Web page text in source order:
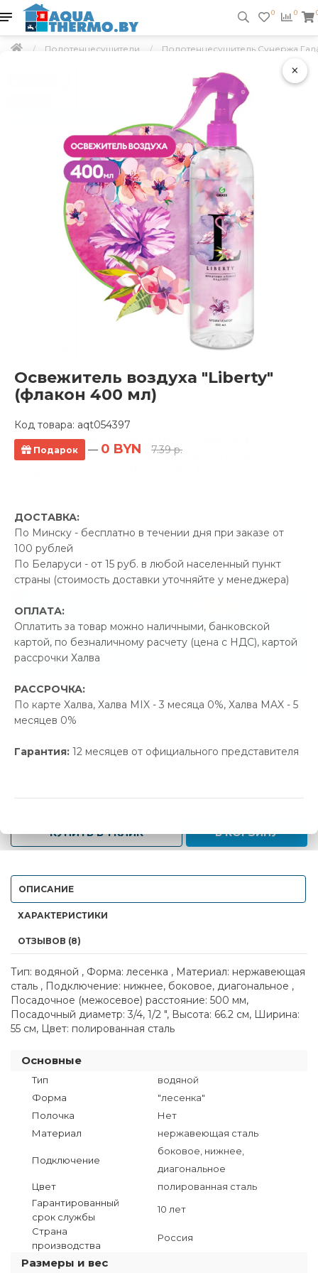
×
Освежитель воздуха "Liberty"
(флакон 400 мл)
Код товара: aqt054397
Подарок — 0 BYN 7.39 р.
ДОСТАВКА:
По Минску - бесплатно в течении дня при заказе от
100 рублей
По Беларуси - от 15 руб. в любой населенный пункт
страны (стоимость доставки уточняйте у менеджера)
ОПЛАТА:
Оплатить за товар можно наличными, банковской
картой, по безналичному расчету (цена с НДС), картой
рассрочки Халва
РАССРОЧКА:
По карте Халва, Халва MIX - 3 месяца 0%, Халва MAX - 5
месяцев 0%
Гарантия: 12 месяцев от официального представителя
0 0
Полотенцесушители Полотенцесушитель Сунержа
Полотенцесушитель Сунержа
Галант+ 500x600 универсальное
Производитель:Сунержа
Код Товара: aqt053635
Экономия54.00 р.
Позвонить и назвать промокод
В наличии
1 024.00 р. 1 078.00 р. 54.00 р.
КУПИТЬ В 1 КЛИК В КОРЗИНУ
ОПИСАНИЕ
ХАРАКТЕРИСТИКИ
ОТЗЫВОВ (8)
Тип: водяной , Форма: лесенка , Материал: нержавеющая
сталь , Подключение: нижнее, боковое, диагональное ,
Посадочное (межосевое) расстояние: 500 мм,
Посадочный диаметр: 3/4, 1/2 ", Высота: 66.2 см, Ширина:
55 см, Цвет: полированная сталь
Основные
Тип
водяной
Форма
"лесенка"
Полочка
Нет
Материал
нержавеющая сталь
Подключение
боковое, нижнее,
диагональное
Цвет
полированная сталь
Гарантированный
срок службы
10 лет
Страна
производства
Россия
Размеры и вес